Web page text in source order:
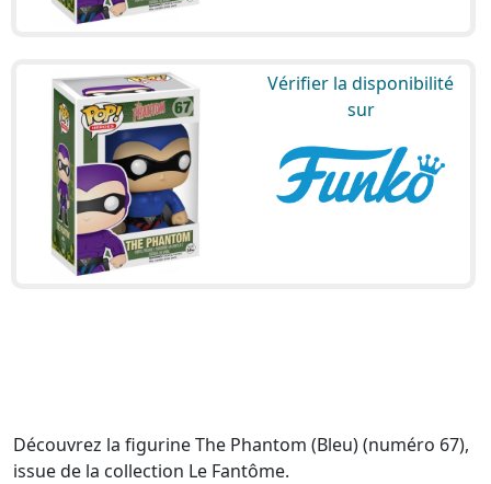
Vérifier la disponibilité
sur
Découvrez la figurine The Phantom (Bleu) (numéro 67),
issue de la collection Le Fantôme.